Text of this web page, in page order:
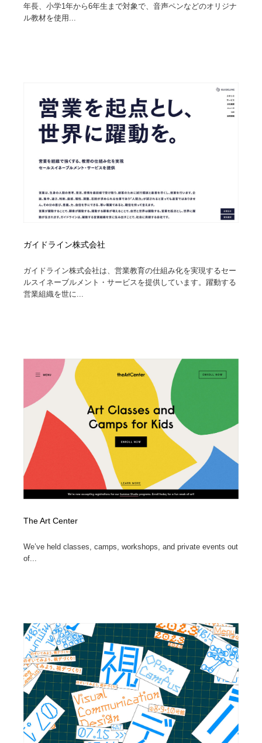
年長、小学1年から6年生まで対象で、音声ペンなどのオリジナ
ル教材を使用...
ガイドライン株式会社
ガイドライン株式会社は、営業教育の仕組み化を実現するセー
ルスイネーブルメント・サービスを提供しています。躍動する
営業組織を世に...
The Art Center
We’ve held classes, camps, workshops, and private events out
of...